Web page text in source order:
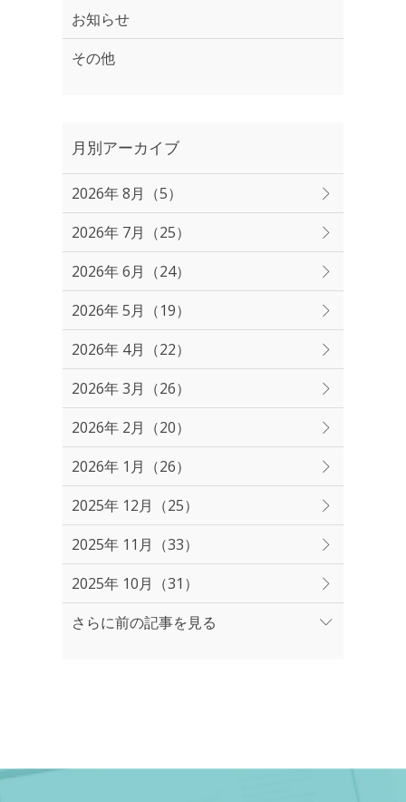
お知らせ
その他
月別アーカイブ
2026年 8月（5）
2026年 7月（25）
2026年 6月（24）
2026年 5月（19）
2026年 4月（22）
2026年 3月（26）
2026年 2月（20）
2026年 1月（26）
2025年 12月（25）
2025年 11月（33）
2025年 10月（31）
さらに前の記事を見る